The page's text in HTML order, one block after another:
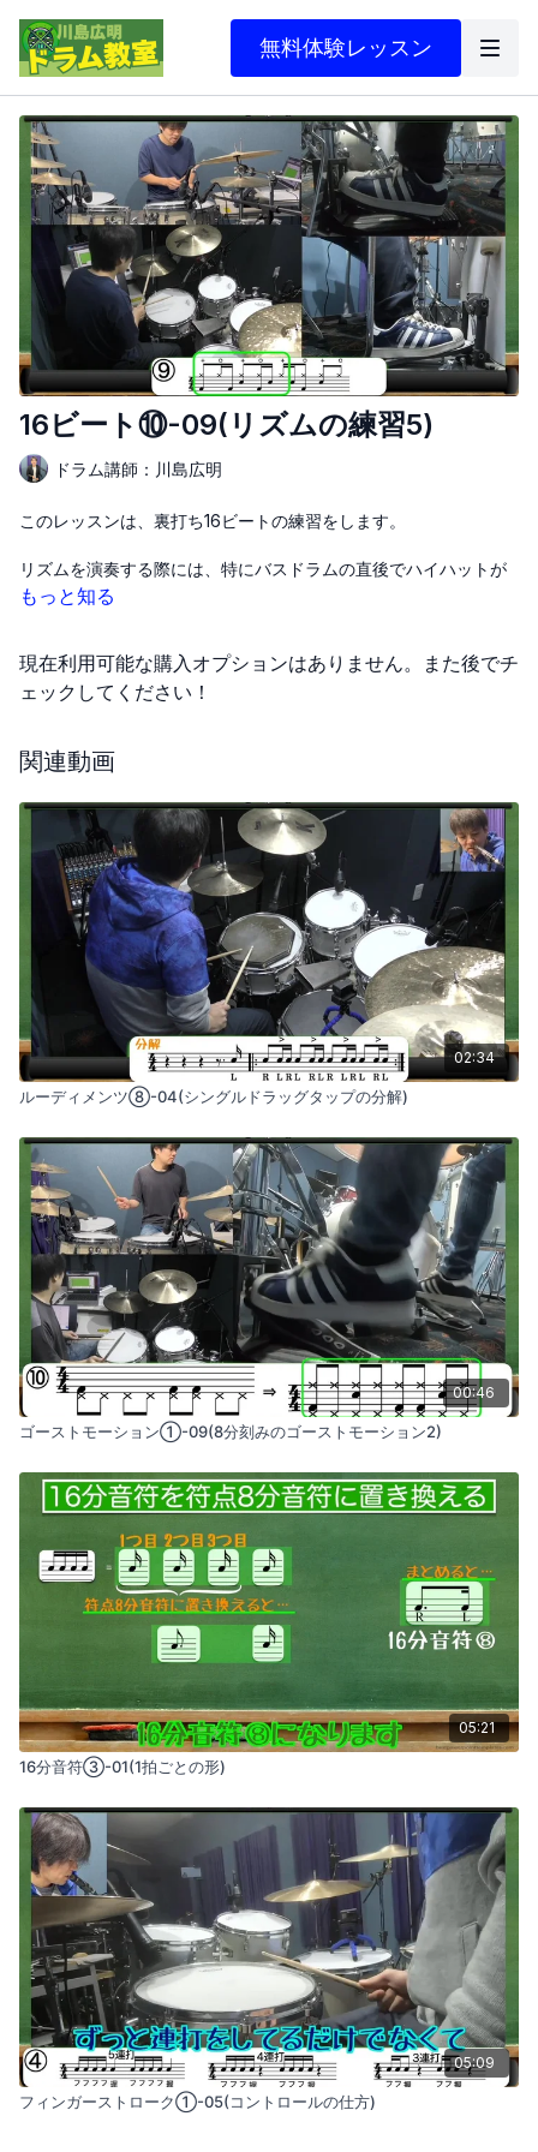
無料体験レッスン
16ビート⑩-09(リズムの練習5)
ドラム講師：川島広明
このレッスンは、裏打ち16ビートの練習をします。
リズムを演奏する際には、特にバスドラムの直後でハイハットが
閉まらないように注意が必要です。これは、ハイハットを開いた
また、スネアドラムを打つタイミングでも同様に、ハイハットが
早く閉まらないように気を付けましょう。このパターンを習得す
ことが大切です。一連の動きがスムーズにできるようになること
を目指して、少しずつ進めていくとよいでしょう。
もっと知る
現在利用可能な購入オプションはありません。また後でチ
ェックしてください！
関連動画
02:34
ルーディメンツ⑧-04(シングルドラッグタップの分解)
00:46
ゴーストモーション①-09(8分刻みのゴーストモーション2)
05:21
16分音符③-01(1拍ごとの形)
05:09
フィンガーストローク①-05(コントロールの仕方)